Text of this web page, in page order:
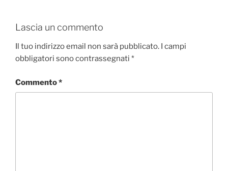
Lascia un commento
Il tuo indirizzo email non sarà pubblicato. I campi
obbligatori sono contrassegnati *
Commento*